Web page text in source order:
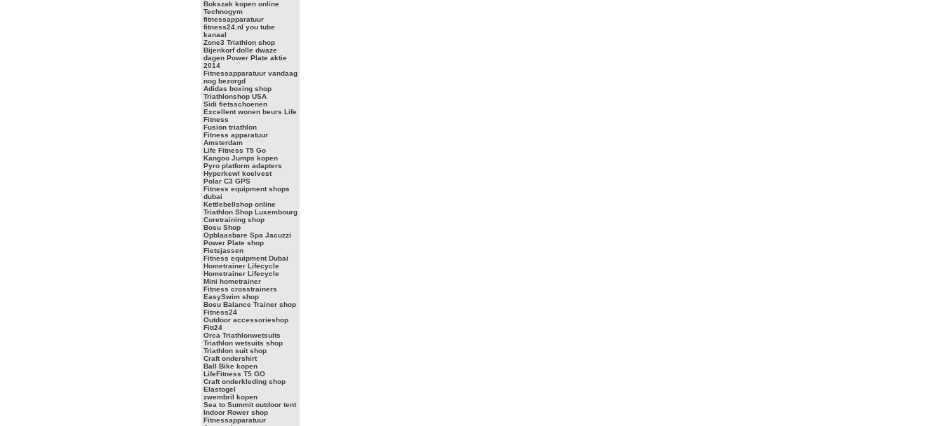
Bokszak kopen online
Technogym
fitnessapparatuur
fitness24.nl you tube
kanaal
Zone3 Triathlon shop
Bijenkorf dolle dwaze
dagen Power Plate aktie
2014
Fitnessapparatuur vandaag
nog bezorgd
Adidas boxing shop
Triathlonshop USA
Sidi fietsschoenen
Excellent wonen beurs Life
Fitness
Fusion triathlon
Fitness apparatuur
Amsterdam
Life Fitness T5 Go
Kangoo Jumps kopen
Pyro platform adapters
Hyperkewl koelvest
Polar C3 GPS
Fitness equipment shops
dubai
Kettlebellshop online
Triathlon Shop Luxembourg
Coretraining shop
Bosu Shop
Opblaasbare Spa Jacuzzi
Power Plate shop
Fietsjassen
Fitness equipment Dubai
Hometrainer Lifecycle
Hometrainer Lifecycle
Mini hometrainer
Fitness crosstrainers
EasySwim shop
Bosu Balance Trainer shop
Fitness24
Outdoor accessorieshop
Fitt24
Orca Triathlonwetsuits
Triathlon wetsuits shop
Triathlon suit shop
Craft ondershirt
Ball Bike kopen
LifeFitness T5 GO
Craft onderkleding shop
Elastogel
zwembril kopen
Sea to Summit outdoor tent
Indoor Rower shop
Fitnessapparatuur